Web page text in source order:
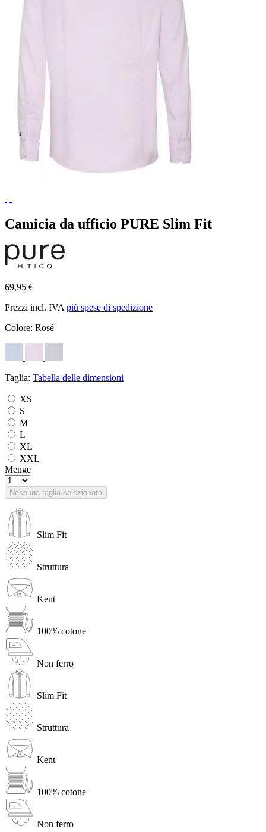
Camicia da ufficio PURE Slim Fit
69,95 €
Prezzi incl. IVA più spese di spedizione
Colore: Rosé
Taglia: Tabella delle dimensioni
XS
S
M
L
XL
XXL
Menge
Nessuna taglia selezionata
Slim Fit
Struttura
Kent
100% cotone
Non ferro
Slim Fit
Struttura
Kent
100% cotone
Non ferro